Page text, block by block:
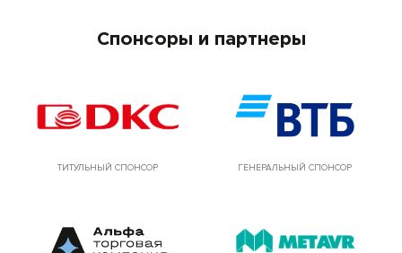
Спонсоры и партнеры
ТИТУЛЬНЫЙ СПОНСОР ГЕНЕРАЛЬНЫЙ СПОНСОР